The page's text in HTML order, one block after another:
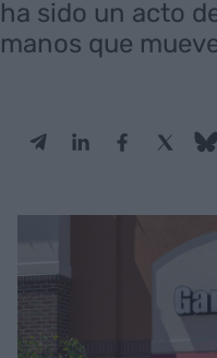
ha sido un acto
manos que